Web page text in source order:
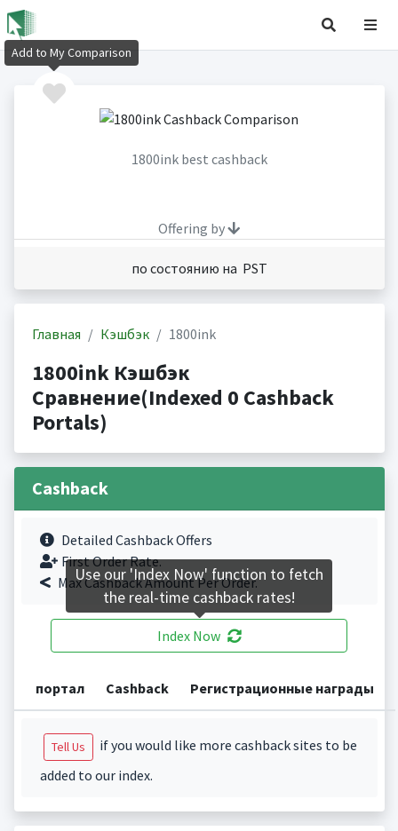
1800ink best cashback
Offering by
по состоянию на PST
Главная Кэшбэк 1800ink
1800ink Кэшбэк
Сравнение(Indexed 0 Cashback
Portals)
Cashback
Detailed Cashback Offers
First Order Rate.
Max Cashback Amount Per Order.
Index Now
портал Cashback Регистрационные награды
Tell Us
if you would like more cashback sites to be
added to our index.
Add to My Comparison
Use our 'Index Now' function to fetch
the real-time cashback rates!